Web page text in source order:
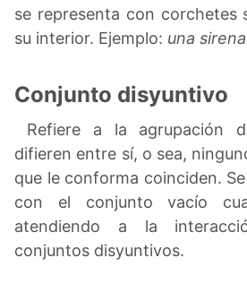
se representa con corchetes
su interior. Ejemplo: una
Conjunto disyuntivo
Refiere a la agrupación
difieren entre sí, o sea,
que le conforma coinciden.
con el conjunto vacío
atendiendo a la
conjuntos disyuntivos.